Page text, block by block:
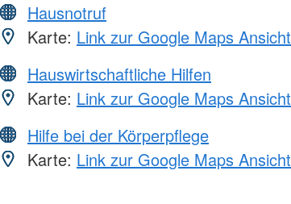
Hausnotruf
Karte: Link zur Google Maps Ansicht
Hauswirtschaftliche Hilfen
Karte: Link zur Google Maps Ansicht
Hilfe bei der Körperpflege
Karte: Link zur Google Maps Ansicht